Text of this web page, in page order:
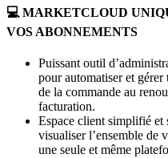
💻 MARKETCLOUD
VOS ABONNEMENTS
Puissant outil
pour automatiser et gérer
de la commande au
facturation.
Espace client simplifié et
visualiser l’ensemble de
une seule et même